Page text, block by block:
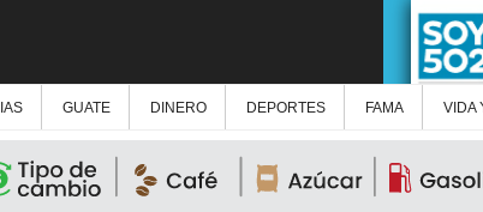
GUATE DINERO DEPORTES FAMA VIDA